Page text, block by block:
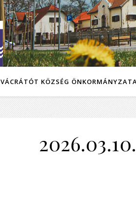
VÁCRÁTÓT KÖZSÉG
2026.03.10.